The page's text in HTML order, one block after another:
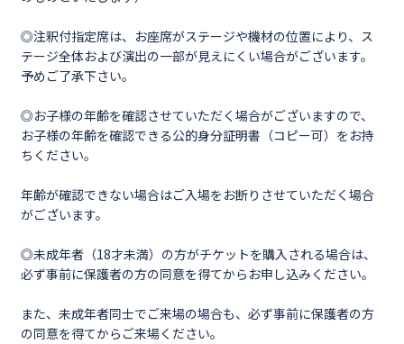
◎注釈付指定席は、お座席がステージや機材の位置により、ス
テージ全体および演出の一部が見えにくい場合がございます。
予めご了承下さい。
◎お子様の年齢を確認させていただく場合がございますので、
お子様の年齢を確認できる公的身分証明書（コピー可）をお持
ちください。
年齢が確認できない場合はご入場をお断りさせていただく場合
がございます。
◎未成年者（18才未満）の方がチケットを購入される場合は、
必ず事前に保護者の方の同意を得てからお申し込みください。
また、未成年者同士でご来場の場合も、必ず事前に保護者の方
の同意を得てからご来場ください。